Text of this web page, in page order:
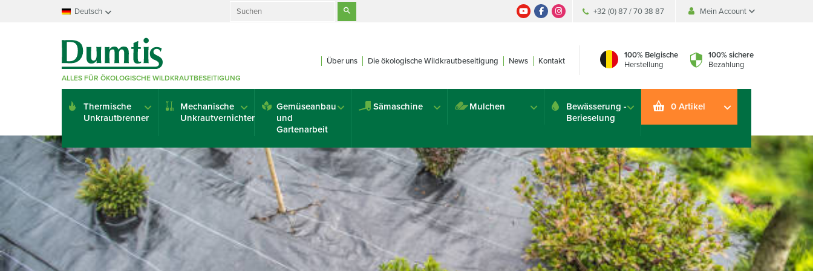
Deutsch
Nederlands
Deutsch
English
Español
Search
+32 (0) 87 / 70 38 87
Mein Account
ALLES FÜR ÖKOLOGISCHE WILDKRAUTBESEITIGUNG
Über uns Die ökologische Wildkrautbeseitigung News Kontakt
100% Belgische
Herstellung
100% sichere
Bezahlung
Thermische
Unkrautbrenner
Mechanische
Unkrautvernichter
Gemüseanbau
und
Gartenarbeit
Sämaschine Mulchen
Bewässerung -
Berieselung
0 Artikel